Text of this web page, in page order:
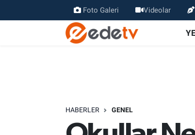
Foto Galeri Videolar
HABERLER GENEL